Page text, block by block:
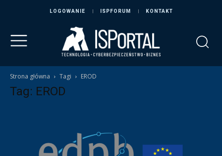
LOGOWANIE ISPFORUM KONTAKT
Strona główna Tagi EROD
Tag: EROD